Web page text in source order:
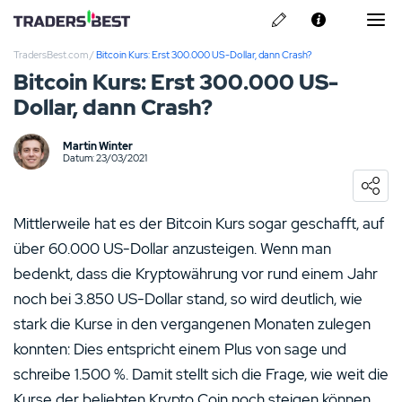
Pepperstone Erfahrungen
Libertex Erfahrungen
ActivTrades Erfahrungen
Skilling Erfahrungen
Privacy & Cookie Policy
Kontakt
TradersBest.com/Bitcoin Kurs: Erst 300.000 US-Dollar, dann Crash?
Bitcoin Kurs: Erst 300.000 US-
Dollar, dann Crash?
Martin Winter
Datum: 23/03/2021
Mittlerweile hat es der Bitcoin Kurs sogar geschafft, auf
über 60.000 US-Dollar anzusteigen. Wenn man
bedenkt, dass die Kryptowährung vor rund einem Jahr
noch bei 3.850 US-Dollar stand, so wird deutlich, wie
stark die Kurse in den vergangenen Monaten zulegen
konnten: Dies entspricht einem Plus von sage und
schreibe 1.500 %. Damit stellt sich die Frage, wie weit die